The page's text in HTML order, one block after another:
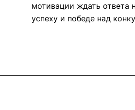
мотивации ждать ответа
успеху и победе над